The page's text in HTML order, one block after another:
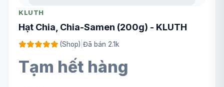
KLUTH
Hạt Chia, Chia-Samen (200g) - KLUTH
(Shop) Đã bán 2.1k
Tạm hết hàng